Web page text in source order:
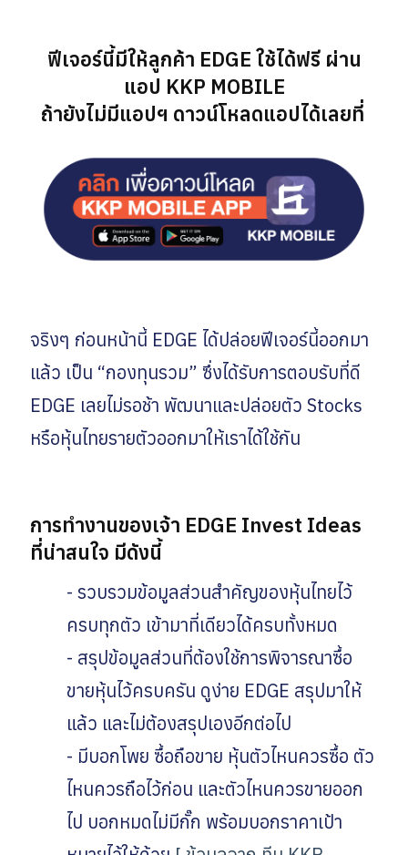
ฟีเจอร์นี้มีให้ลูกค้า EDGE ใช้ได้ฟรี ผ่าน
แอป KKP MOBILE
ถ้ายังไม่มีแอปฯ ดาวน์โหลดแอปได้เลยที่
จริงๆ ก่อนหน้านี้ EDGE ได้ปล่อยฟีเจอร์นี้ออกมา
แล้ว เป็น “กองทุนรวม” ซึ่งได้รับการตอบรับที่ดี
EDGE เลยไม่รอช้า พัฒนาและปล่อยตัว Stocks
หรือหุ้นไทยรายตัวออกมาให้เราได้ใช้กัน
การทำงานของเจ้า EDGE Invest Ideas
ที่น่าสนใจ มีดังนี้
- รวบรวมข้อมูลส่วนสำคัญของหุ้นไทยไว้
ครบทุกตัว เข้ามาที่เดียวได้ครบทั้งหมด
- สรุปข้อมูลส่วนที่ต้องใช้การพิจารณาซื้อ
ขายหุ้นไว้ครบครัน ดูง่าย EDGE สรุปมาให้
แล้ว และไม่ต้องสรุปเองอีกต่อไป
- มีบอกโพย ซื้อถือขาย หุ้นตัวไหนควรซื้อ ตัว
ไหนควรถือไว้ก่อน และตัวไหนควรขายออก
ไป บอกหมดไม่มีกั๊ก พร้อมบอกราคาเป้า